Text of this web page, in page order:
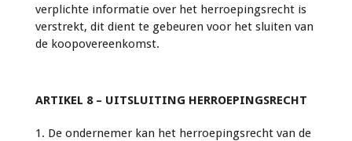
verplichte informatie over het herroepingsrecht is
verstrekt, dit dient te gebeuren voor het sluiten van
de koopovereenkomst.
ARTIKEL 8 – UITSLUITING HERROEPINGSRECHT
1. De ondernemer kan het herroepingsrecht van de